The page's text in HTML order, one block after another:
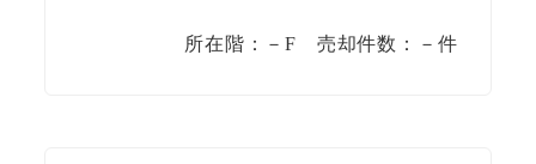
所在階：－F 売却件数：－件